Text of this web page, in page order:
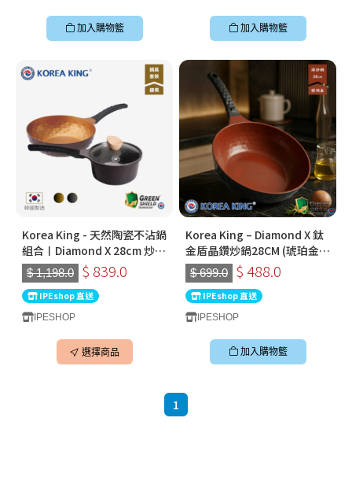
加入購物籃 加入購物籃
Korea King - 天然陶瓷不沾鍋
組合〡Diamond X 28cm 炒鍋
× Crystal 18cm 湯鍋〡韓國
製易潔鑊
$ 1,198.0 $ 839.0
IPEshop 直送
IPESHOP
選擇商品
Korea King – Diamond X 鈦
金盾晶鑽炒鍋28CM (琥珀金) |
韓國製易潔鑊 (連蓋)
$ 699.0 $ 488.0
IPEshop 直送
IPESHOP
加入購物籃
1